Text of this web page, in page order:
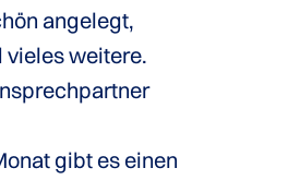
angelegt,
vieles weitere.
gibt es einen